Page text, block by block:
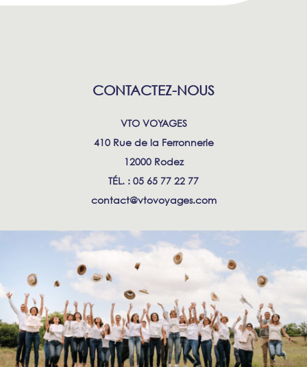
CONTACTEZ-NOUS
VTO VOYAGES
410 Rue de la Ferronnerie
12000 Rodez
TÉL. : 05 65 77 22 77
contact@vtovoyages.com